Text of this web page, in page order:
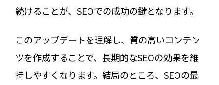
続けることが、SEOでの成功の鍵となります。
このアップデートを理解し、質の高いコンテン
ツを作成することで、長期的なSEOの効果を維
持しやすくなります。結局のところ、SEOの最